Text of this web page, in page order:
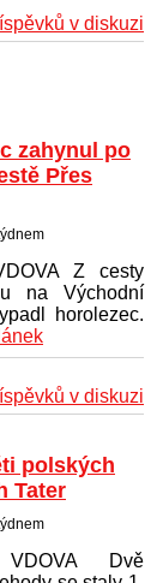
v diskuzi
zahynul po
Přes
Z cesty
na Východní
horolezec.
v diskuzi
polských
Tater
Dvě